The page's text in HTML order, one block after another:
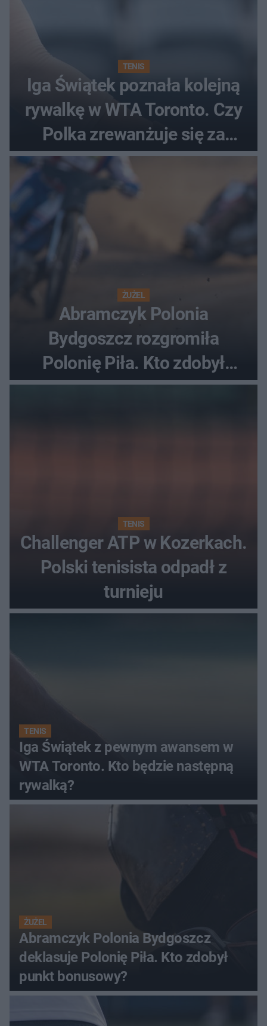
TENIS
Iga Świątek poznała kolejną
rywalkę w WTA Toronto. Czy
Polka zrewanżuje się za
ostatnią porażkę?
ŻUŻEL
Abramczyk Polonia
Bydgoszcz rozgromiła
Polonię Piła. Kto zdobył
najwięcej punktów?
TENIS
Challenger ATP w Kozerkach.
Polski tenisista odpadł z
turnieju
TENIS
Iga Świątek z pewnym awansem w
WTA Toronto. Kto będzie następną
rywalką?
ŻUŻEL
Abramczyk Polonia Bydgoszcz
deklasuje Polonię Piła. Kto zdobył
punkt bonusowy?